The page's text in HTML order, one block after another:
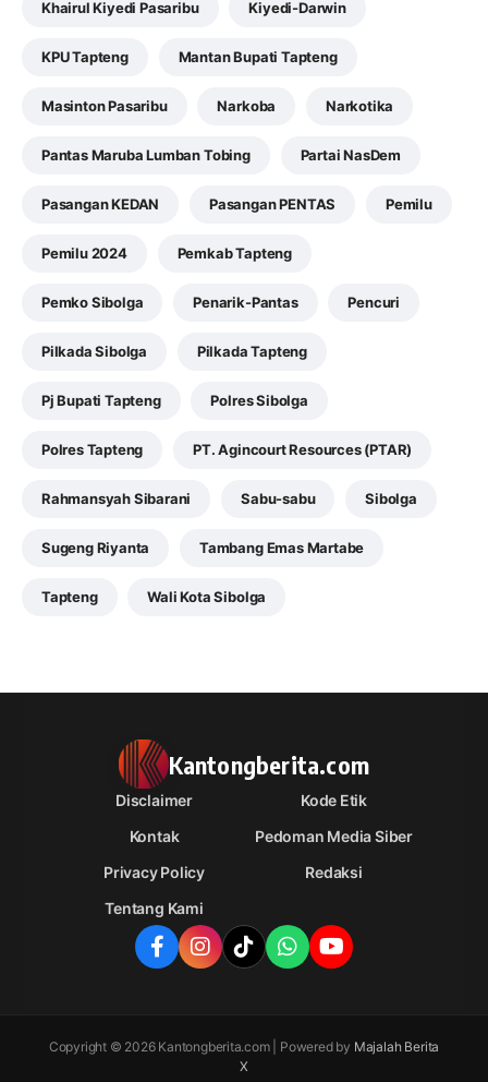
Khairul Kiyedi Pasaribu Kiyedi-Darwin
KPU Tapteng Mantan Bupati Tapteng
Masinton Pasaribu Narkoba Narkotika
Pantas Maruba Lumban Tobing Partai NasDem
Pasangan KEDAN Pasangan PENTAS Pemilu
Pemilu 2024 Pemkab Tapteng
Pemko Sibolga Penarik-Pantas Pencuri
Pilkada Sibolga Pilkada Tapteng
Pj Bupati Tapteng Polres Sibolga
Polres Tapteng PT. Agincourt Resources (PTAR)
Rahmansyah Sibarani Sabu-sabu Sibolga
Sugeng Riyanta Tambang Emas Martabe
Tapteng Wali Kota Sibolga
Kantongberita.com
Disclaimer
Kode Etik
Kontak
Pedoman Media Siber
Privacy Policy
Redaksi
Tentang Kami
Copyright © 2026 Kantongberita.com | Powered by Majalah Berita
X